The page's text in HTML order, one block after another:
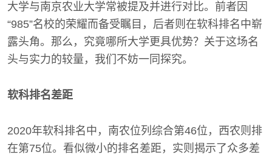
大学与南京农业大学常被提及并进行对比。前者因
“985”名校的荣耀而备受瞩目，后者则在软科排名中崭
露头角。那么，究竟哪所大学更具优势？关于这场名
头与实力的较量，我们不妨一同探究。
软科排名差距
2020年软科排名中，南农位列综合第46位，西农则排
在第75位。看似微小的排名差距，实则揭示了众多差